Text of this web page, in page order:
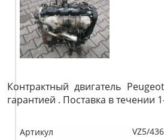
Контрактный двигатель
гарантией . Поставка в течении
Артикул
VZ5/